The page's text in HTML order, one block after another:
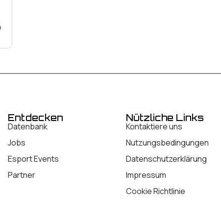
Entdecken
Datenbank
Jobs
Esport Events
Partner
Nützliche Links
Kontaktiere uns
Nutzungsbedingungen
Datenschutzerklärung
Impressum
Cookie Richtlinie